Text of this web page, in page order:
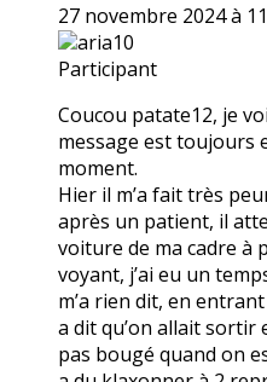
27 novembre 2024 à
aria10
Participant
Coucou patate12, je
message est toujours
moment.
Hier il m’a fait très
après un patient, il
voiture de ma cadre à
voyant, j’ai eu un
m’a rien dit, en
a dit qu’on allait sortir
pas bougé quand on